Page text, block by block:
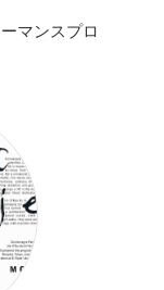
マンスプロ